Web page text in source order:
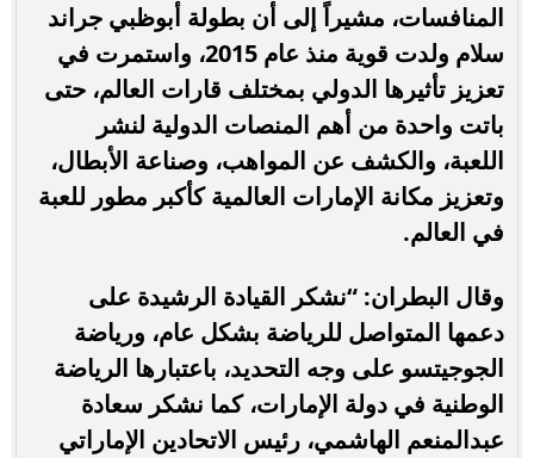
المنافسات، مشيراً إلى أن بطولة أبوظبي جراند
سلام ولدت قوية منذ عام 2015، واستمرت في
تعزيز تأثيرها الدولي بمختلف قارات العالم، حتى
باتت واحدة من أهم المنصات الدولية لنشر
اللعبة، والكشف عن المواهب، وصناعة الأبطال،
وتعزيز مكانة الإمارات العالمية كأكبر مطور للعبة
في العالم.
وقال البطران: “نشكر القيادة الرشيدة على
دعمها المتواصل للرياضة بشكل عام، ورياضة
الجوجيتسو على وجه التحديد، باعتبارها الرياضة
الوطنية في دولة الإمارات، كما نشكر سعادة
عبدالمنعم الهاشمي، رئيس الاتحادين الإماراتي